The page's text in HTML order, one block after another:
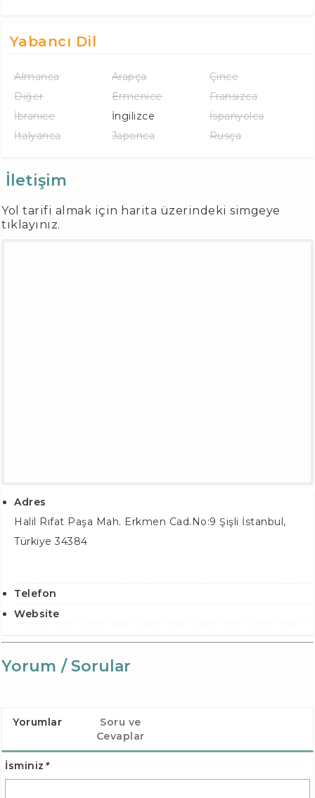
Yabancı Dil
Almanca Arapça
Çince
Diğer
Ermenice
Fransızca
İbranice
İngilizce
İspanyolca
İtalyanca
Japonca Rusça
İletişim
Yol tarifi almak için harita üzerindeki simgeye
tıklayınız.
Adres
Halil Rıfat Paşa Mah. Erkmen Cad.No:9 Şişli İstanbul,
Türkiye 34384
Telefon
Website
Yorum / Sorular
Yorumlar
Soru ve
Cevaplar
İsminiz *